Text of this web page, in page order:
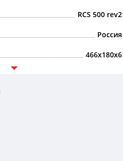
RCS 500 rev2
Россия
466x180x6